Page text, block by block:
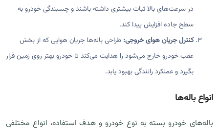
در سرعت‌های بالا ثبات بیشتری داشته باشند و چسبندگی خودرو به
سطح جاده افزایش پیدا کند.
کنترل جریان هوای خروجی: طراحی باله‌ها جریان هوایی که از بخش
عقب خودرو خارج می‌شود را هدایت می‌کند تا خودرو بهتر روی زمین قرار
بگیرد و عملکرد رانندگی بهبود یابد.
انواع باله‌ها
باله‌های خودرو بسته به نوع خودرو و هدف استفاده، انواع مختلفی